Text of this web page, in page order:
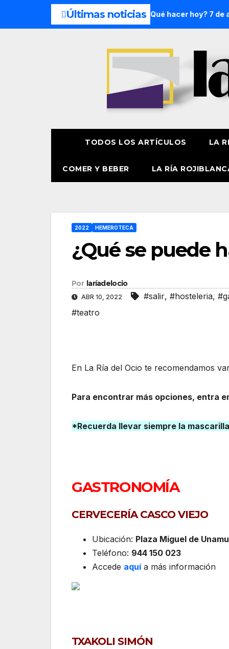
Últimas noticias
semana: 8 y 9 de agosto ¿Qué hacer hoy? 7 de agosto
TODOS LOS ARTÍCULOS LA
COMER Y BEBER LA RÍA
2022 HEMEROTECA
¿Qué se puede
Por laríadelocio
ABR 10, 2022 #salir, #hosteleria,
#teatro
En La Ría del Ocio te recomendamos
Para encontrar más opciones, entra
*Recuerda llevar siempre la
GASTRONOMÍA
CERVECERÍA CASCO VIEJO
Ubicación: Plaza Miguel de
Teléfono: 944 150 023
Accede aquí a más información
TXAKOLI SIMÓN